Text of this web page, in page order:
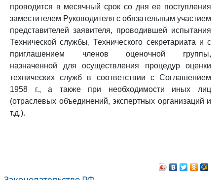
проводится в месячный срок со дня ее поступления
заместителем Руководителя с обязательным участием
представителей заявителя, проводившей испытания
Технической службы, Технического секретариата и с
приглашением членов оценочной группы,
назначенной для осуществления процедур оценки
технических служб в соответствии с Соглашением
1958 г., а также при необходимости иных лиц
(отраслевых объединений, экспертных организаций и
т.д.).